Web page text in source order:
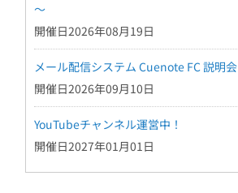
～
開催日2026年08月19日
メール配信システム Cuenote FC 説明会
開催日2026年09月10日
YouTubeチャンネル運営中！
開催日2027年01月01日